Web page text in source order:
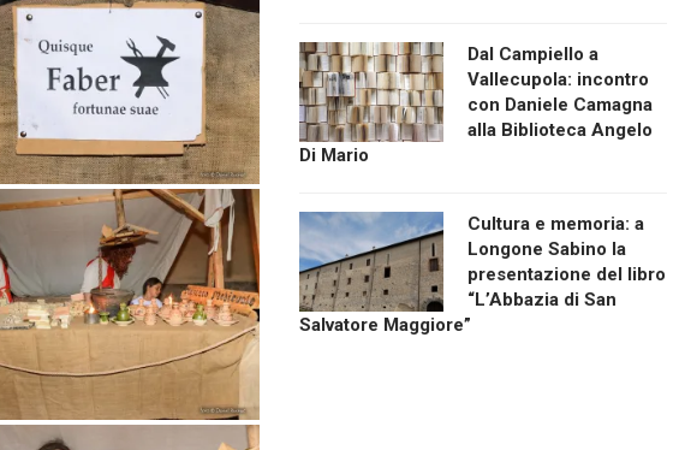
Dal Campiello a
Vallecupola: incontro
con Daniele Camagna
alla Biblioteca Angelo
Di Mario
Cultura e memoria: a
Longone Sabino la
presentazione del libro
“L’Abbazia di San
Salvatore Maggiore”